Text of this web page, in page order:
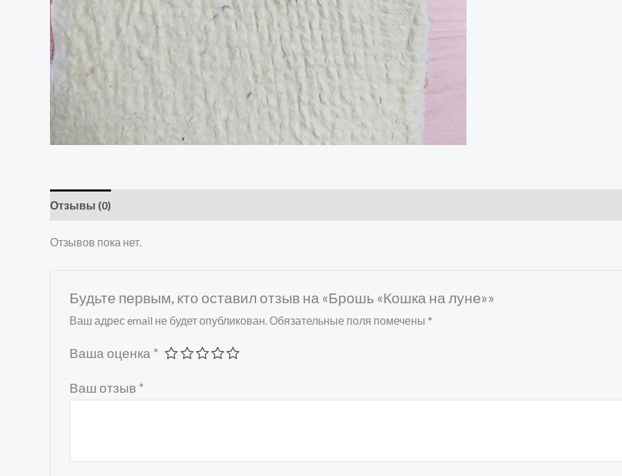
Отзывы (0)
Отзывов пока нет.
Будьте первым, кто оставил отзыв на «Брошь «Кошка на луне»»
Ваш адрес email не будет опубликован.Обязательные поля помечены *
Ваша оценка *
Ваш отзыв *